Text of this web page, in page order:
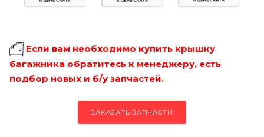
Если вам необходимо купить крышку
багажника обратитесь к менеджеру, есть
подбор новых и б/у запчастей.
ЗАКАЗАТЬ ЗАПЧАСТИ